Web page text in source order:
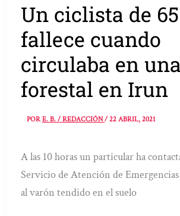
Un ciclista de
fallece cuando
circulaba en
forestal en Irun
PORE. B. / REDACCIÓN/22 ABRIL, 2021
A las 10 horas un particular ha
Servicio de Atención de
al varón tendido en el suelo